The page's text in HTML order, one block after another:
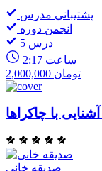
پشتیبانی مدرس
انجمن دوره
5 درس
2:17 ساعت
2,000,000 تومان
با چاکراها
صدیقه خانی